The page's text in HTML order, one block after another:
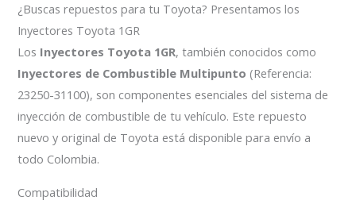
¿Buscas repuestos para tu Toyota? Presentamos los
Inyectores Toyota 1GR
Los Inyectores Toyota 1GR, también conocidos como
Inyectores de Combustible Multipunto (Referencia:
23250-31100), son componentes esenciales del sistema de
inyección de combustible de tu vehículo. Este repuesto
nuevo y original de Toyota está disponible para envío a
todo Colombia.
Compatibilidad